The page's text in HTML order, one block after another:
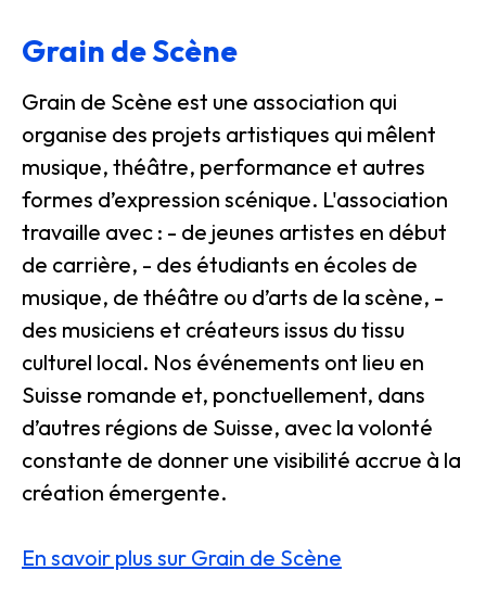
Grain de Scène
Grain de Scène est une association qui
organise des projets artistiques qui mêlent
musique, théâtre, performance et autres
formes d’expression scénique. L'association
travaille avec : - de jeunes artistes en début
de carrière, - des étudiants en écoles de
musique, de théâtre ou d’arts de la scène, -
des musiciens et créateurs issus du tissu
culturel local. Nos événements ont lieu en
Suisse romande et, ponctuellement, dans
d’autres régions de Suisse, avec la volonté
constante de donner une visibilité accrue à la
création émergente.
En savoir plus sur Grain de Scène